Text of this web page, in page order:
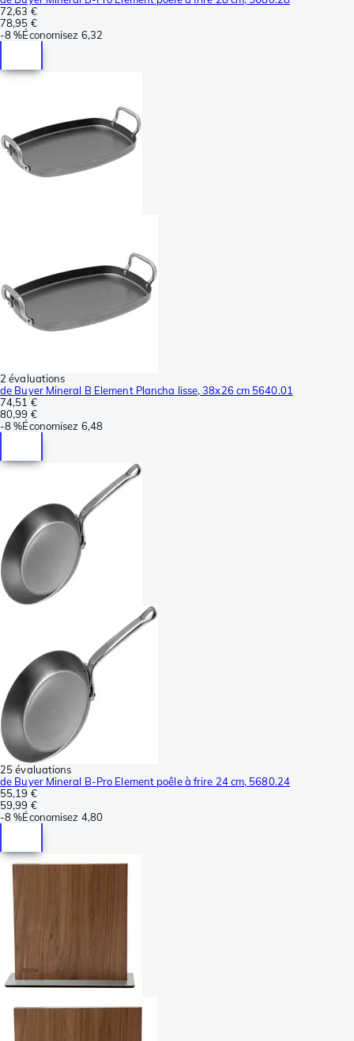
72,63 €
78,95 €
-8 %Économisez 6,32
2 évaluations
de Buyer Mineral B Element Plancha lisse, 38x26 cm 5640.01
74,51 €
80,99 €
-8 %Économisez 6,48
25 évaluations
de Buyer Mineral B-Pro Element poêle à frire 24 cm, 5680.24
55,19 €
59,99 €
-8 %Économisez 4,80